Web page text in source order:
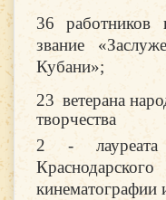
36 работников
звание
Кубани»;
23 ветерана
творчества
2 - лауреата